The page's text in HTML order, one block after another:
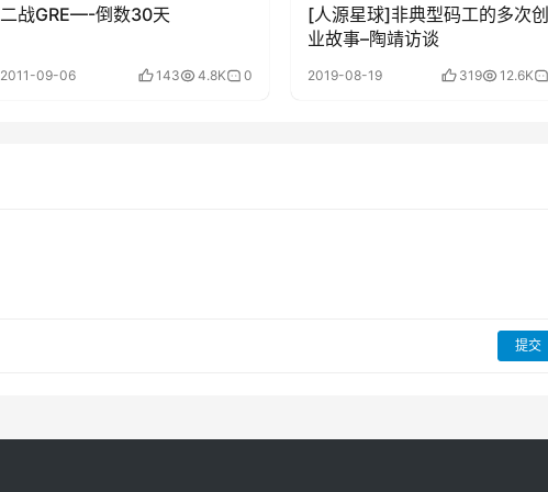
二战GRE—-倒数30天
2011-09-06 143 4.8K 0
[人源星球]非典型码工的多次创
业故事–陶靖访谈
2019-08-19 319 12.6K
提交